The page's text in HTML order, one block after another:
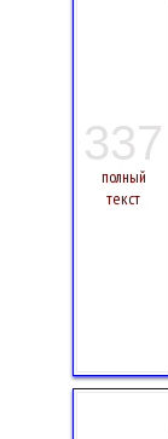
337
полный
текст